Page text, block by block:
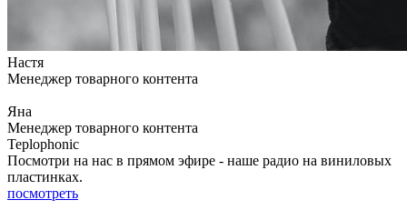
Настя
Менеджер товарного контента
Яна
Менеджер товарного контента
Teplophonic
Посмотри на нас в прямом эфире - наше радио на виниловых
пластинках.
посмотреть